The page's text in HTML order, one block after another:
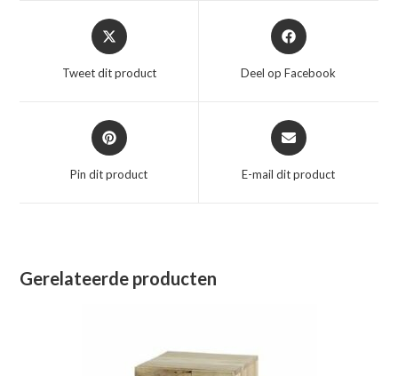
Opent
in
nieuw
Tweet dit product
Opent
in
nieuw
Deel op Facebook
Opent
in
nieuw
Pin dit product
Opent
in
nieuw
E-mail dit product
Gerelateerde producten